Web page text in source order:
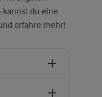
kannst du eine
erfahre mehr!